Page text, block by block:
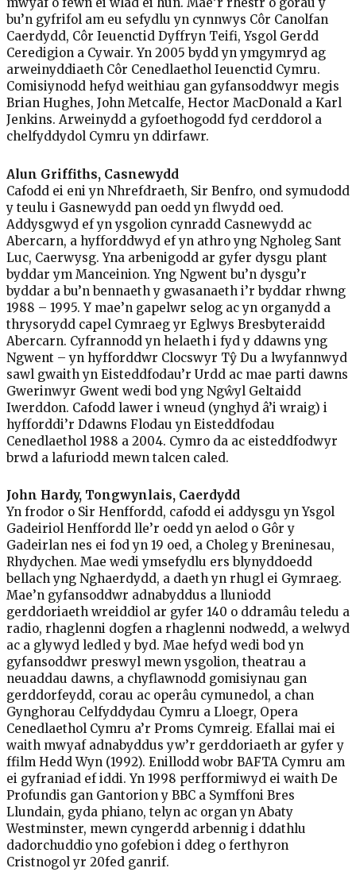
bu’n gyfrifol am eu sefydlu yn cynnwys Côr Canolfan
Caerdydd, Côr Ieuenctid Dyffryn Teifi, Ysgol Gerdd
Ceredigion a Cywair. Yn 2005 bydd yn ymgymryd ag
arweinyddiaeth Côr Cenedlaethol Ieuenctid Cymru.
Comisiynodd hefyd weithiau gan gyfansoddwyr megis
Brian Hughes, John Metcalfe, Hector MacDonald a Karl
Jenkins. Arweinydd a gyfoethogodd fyd cerddorol a
chelfyddydol Cymru yn ddirfawr.
Alun Griffiths, Casnewydd
Cafodd ei eni yn Nhrefdraeth, Sir Benfro, ond symudodd
y teulu i Gasnewydd pan oedd yn flwydd oed.
Addysgwyd ef yn ysgolion cynradd Casnewydd ac
Abercarn, a hyfforddwyd ef yn athro yng Ngholeg Sant
Luc, Caerwysg. Yna arbenigodd ar gyfer dysgu plant
byddar ym Manceinion. Yng Ngwent bu’n dysgu’r
byddar a bu’n bennaeth y gwasanaeth i’r byddar rhwng
1988 – 1995. Y mae’n gapelwr selog ac yn organydd a
thrysorydd capel Cymraeg yr Eglwys Bresbyteraidd
Abercarn. Cyfrannodd yn helaeth i fyd y ddawns yng
Ngwent – yn hyfforddwr Clocswyr Tŷ Du a lwyfannwyd
sawl gwaith yn Eisteddfodau’r Urdd ac mae parti dawns
Gwerinwyr Gwent wedi bod yng Ngŵyl Geltaidd
Iwerddon. Cafodd lawer i wneud (ynghyd â’i wraig) i
hyfforddi’r Ddawns Flodau yn Eisteddfodau
Cenedlaethol 1988 a 2004. Cymro da ac eisteddfodwyr
brwd a lafuriodd mewn talcen caled.
John Hardy, Tongwynlais, Caerdydd
Yn frodor o Sir Henffordd, cafodd ei addysgu yn Ysgol
Gadeiriol Henffordd lle’r oedd yn aelod o Gôr y
Gadeirlan nes ei fod yn 19 oed, a Choleg y Breninesau,
Rhydychen. Mae wedi ymsefydlu ers blynyddoedd
bellach yng Nghaerdydd, a daeth yn rhugl ei Gymraeg.
Mae’n gyfansoddwr adnabyddus a lluniodd
gerddoriaeth wreiddiol ar gyfer 140 o ddramâu teledu a
radio, rhaglenni dogfen a rhaglenni nodwedd, a welwyd
ac a glywyd ledled y byd. Mae hefyd wedi bod yn
gyfansoddwr preswyl mewn ysgolion, theatrau a
neuaddau dawns, a chyflawnodd gomisiynau gan
gerddorfeydd, corau ac operâu cymunedol, a chan
Gynghorau Celfyddydau Cymru a Lloegr, Opera
Cenedlaethol Cymru a’r Proms Cymreig. Efallai mai ei
waith mwyaf adnabyddus yw’r gerddoriaeth ar gyfer y
ffilm Hedd Wyn (1992). Enillodd wobr BAFTA Cymru am
ei gyfraniad ef iddi. Yn 1998 perfformiwyd ei waith De
Profundis gan Gantorion y BBC a Symffoni Bres
Llundain, gyda phiano, telyn ac organ yn Abaty
Westminster, mewn cyngerdd arbennig i ddathlu
dadorchuddio yno gofebion i ddeg o ferthyron
Cristnogol yr 20fed ganrif.